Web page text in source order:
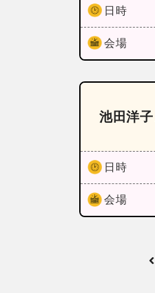
日時
会場
池田洋
日時
会場